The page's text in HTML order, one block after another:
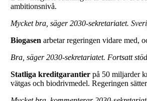
ambitionsnivå.
Mycket bra, säger 2030-sekretariatet.
Biogasen arbetar regeringen vidare med,
Bra, säger 2030-sekretariatet. Fortsatt
Statliga kreditgarantier på 50 miljarder
vätgas och biodrivmedel. Regeringen